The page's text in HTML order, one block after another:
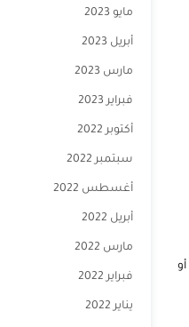
مايو 2023
أبريل 2023
مارس 2023
فبراير 2023
أكتوبر 2022
سبتمبر 2022
أغسطس 2022
أبريل 2022
مارس 2022
فبراير 2022
يناير 2022